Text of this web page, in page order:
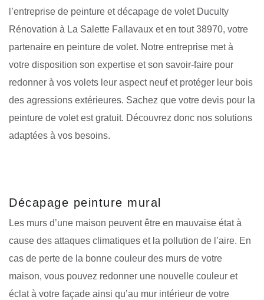
l’entreprise de peinture et décapage de volet Duculty
Rénovation à La Salette Fallavaux et en tout 38970, votre
partenaire en peinture de volet. Notre entreprise met à
votre disposition son expertise et son savoir-faire pour
redonner à vos volets leur aspect neuf et protéger leur bois
des agressions extérieures. Sachez que votre devis pour la
peinture de volet est gratuit. Découvrez donc nos solutions
adaptées à vos besoins.
Décapage peinture mural
Les murs d’une maison peuvent être en mauvaise état à
cause des attaques climatiques et la pollution de l’aire. En
cas de perte de la bonne couleur des murs de votre
maison, vous pouvez redonner une nouvelle couleur et
éclat à votre façade ainsi qu’au mur intérieur de votre